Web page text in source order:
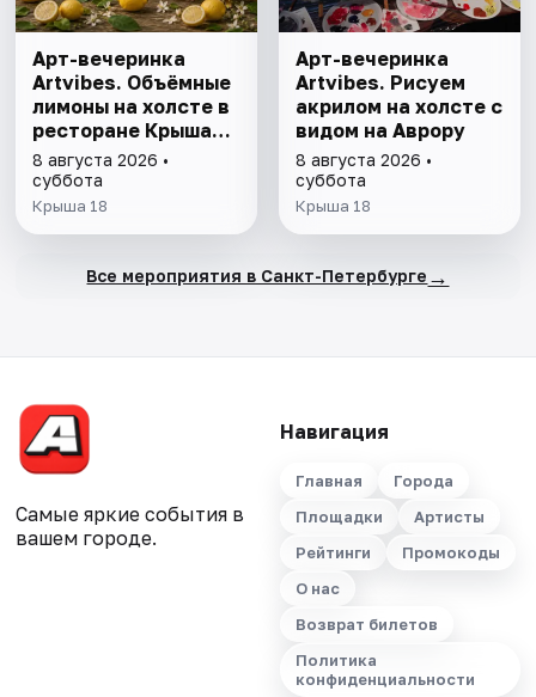
Арт-вечеринка
Artvibes. Объёмные
лимоны на холсте в
ресторане Крыша
18
8 августа 2026 •
суббота
Крыша 18
Арт-вечеринка
Artvibes. Рисуем
акрилом на холсте с
видом на Аврору
8 августа 2026 •
суббота
Крыша 18
Все мероприятия в Санкт-Петербурге →
Самые яркие события в
вашем городе.
Навигация
Главная
Города
Площадки
Артисты
Рейтинги
Промокоды
О нас
Возврат билетов
Политика
конфиденциальности